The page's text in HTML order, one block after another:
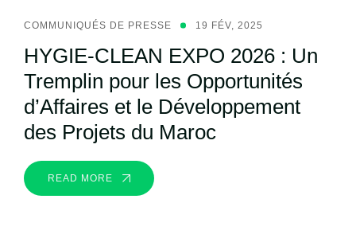
COMMUNIQUÉS DE PRESSE 19 FÉV, 2025
HYGIE-CLEAN EXPO 2026 : Un
Tremplin pour les Opportunités
d’Affaires et le Développement
des Projets du Maroc
READ MORE